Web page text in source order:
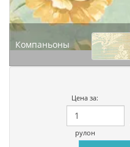
Компаньоны
Цена за:
рулон